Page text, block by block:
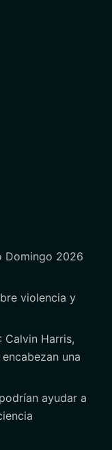
Domingo 2026
violencia y
Calvin Harris,
una
ayudar a